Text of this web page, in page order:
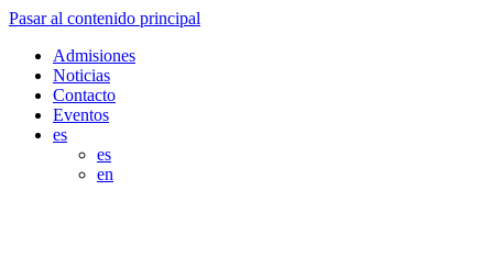
Pasar al contenido principal
Admisiones
Noticias
Contacto
Eventos
es
es
en